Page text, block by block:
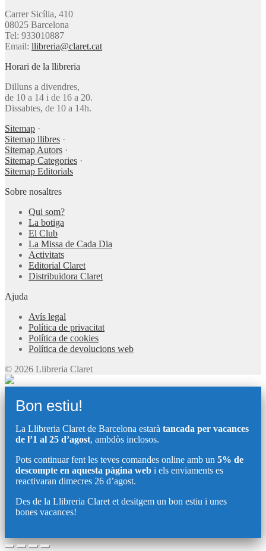
Carrer Sicília, 410
08025 Barcelona
Tel: 933010887
Email: llibreria@claret.cat
Horari de la llibreria
Dilluns a divendres,
de 10 a 14 i de 16 a 20.
Dissabtes, de 10 a 14h.
Sitemap ·
Sitemap llibres ·
Sitemap Autors ·
Sitemap Categories ·
Sitemap Editorials
Sobre nosaltres
Qui som?
La botiga
El Club
La Missa de Cada Dia
Activitats
Editorial Claret
Distribuïdora Claret
Ajuda
Avís legal
Política de privacitat
Política de cookies
Política de devolucions web
© 2026 Llibreria Claret
Bon estiu!
La Llibreria Claret de Barcelona estarà tancada per vacances
de l’1 al 25 d’agost, ambdòs inclosos.
Pots continuar fent les teves comandes online amb un 5% de
descompte en aquesta pàgina web i els enviaments es
reactivaran dimecres 26 d’agost.
Des de la Llibreria Claret et desitgem un bon estiu i unes
bones vacances!